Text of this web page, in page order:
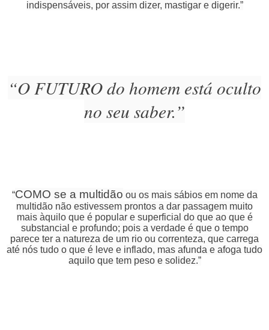
indispensáveis, por assim dizer, mastigar e digerir.”
“O FUTURO do homem está oculto
no seu saber.”
“COMO se a multidão ou os mais sábios em nome da
multidão não estivessem prontos a dar passagem muito
mais àquilo que é popular e superficial do que ao que é
substancial e profundo; pois a verdade é que o tempo
parece ter a natureza de um rio ou correnteza, que carrega
até nós tudo o que é leve e inflado, mas afunda e afoga tudo
aquilo que tem peso e solidez.”